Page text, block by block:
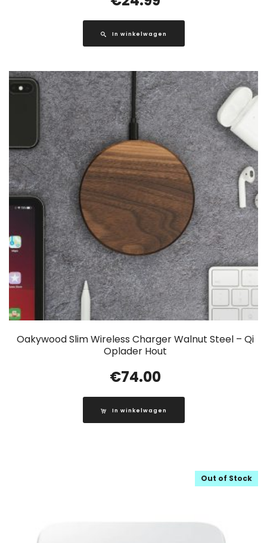
In winkelwagen
Oakywood Slim Wireless Charger Walnut Steel – Qi
Oplader Hout
€74.00
In winkelwagen
Out of Stock